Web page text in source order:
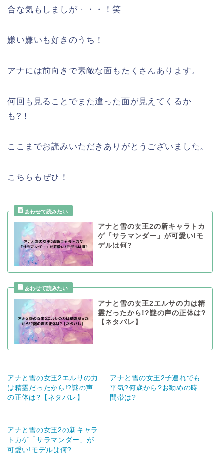
合な気もしましが・・・！笑
嫌い嫌いも好きのうち！
アナには前向きで素敵な面もたくさんあります。
何回も見ることでまた違った面が見えてくるか
も?！
ここまでお読みいただきありがとうございました。
こちらもぜひ！
アナと雪の女王2の新キャラトカ
ゲ「サラマンダー」が可愛い!モ
デルは何?
アナと雪の女王2エルサの力は精
霊だったから!?謎の声の正体は?
【ネタバレ】
アナと雪の女王2エルサの力
は精霊だったから!?謎の声
の正体は?【ネタバレ】
アナと雪の女王2子連れでも
平気?何歳から?お勧めの時
間帯は?
アナと雪の女王2の新キャラ
トカゲ「サラマンダー」が
可愛い!モデルは何?